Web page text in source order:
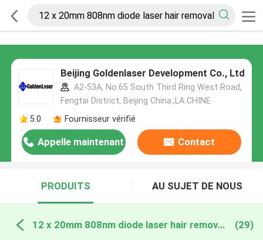
Beijing Goldenlaser Development Co., Ltd
A2-53A, No.65 South Third Ring West Road,
Fengtai District, Beijing China.,LA CHINE
5.0
Fournisseur vérifié
Appelle maintenant Contact
PRODUITS AU SUJET DE NOUS
12 x 20mm 808nm diode laser hair removal machine fabrication en ligne (29)